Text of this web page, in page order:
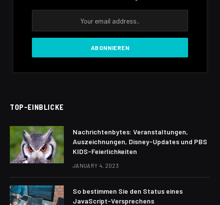
TOP-EINBLICKE
Nachrichtenbytes: Veranstaltungen,
Auszeichnungen, Disney-Updates und PBS
KIDS-Feierlichkeiten
JANUARY 4, 2023
So bestimmen Sie den Status eines
JavaScript-Versprechens